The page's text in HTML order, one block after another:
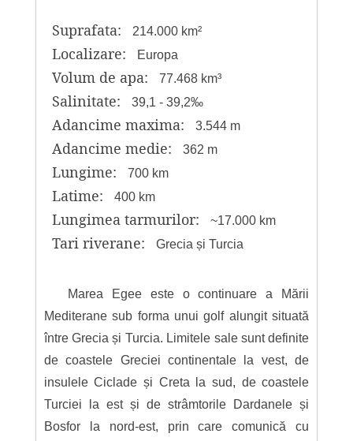
Suprafata: 214.000 km²
Localizare: Europa
Volum de apa: 77.468 km³
Salinitate: 39,1 - 39,2‰
Adancime maxima: 3.544 m
Adancime medie: 362 m
Lungime: 700 km
Latime: 400 km
Lungimea tarmurilor: ~17.000 km
Tari riverane: Grecia și Turcia
Marea Egee este o continuare a Mării
Mediterane sub forma unui golf alungit situată
între Grecia și Turcia. Limitele sale sunt definite
de coastele Greciei continentale la vest, de
insulele Ciclade și Creta la sud, de coastele
Turciei la est și de strâmtorile Dardanele și
Bosfor la nord-est, prin care comunică cu